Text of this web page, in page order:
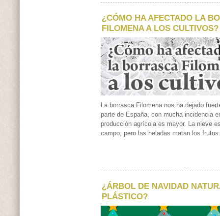
¿CÓMO HA AFECTADO LA
FILOMENA A LOS CULTIVOS?
La borrasca Filomena nos ha dejado
parte de España, con mucha incidencia
producción agrícola es mayor. La nieve
campo, pero las heladas matan los
¿ÁRBOL DE NAVIDAD
PLÁSTICO?